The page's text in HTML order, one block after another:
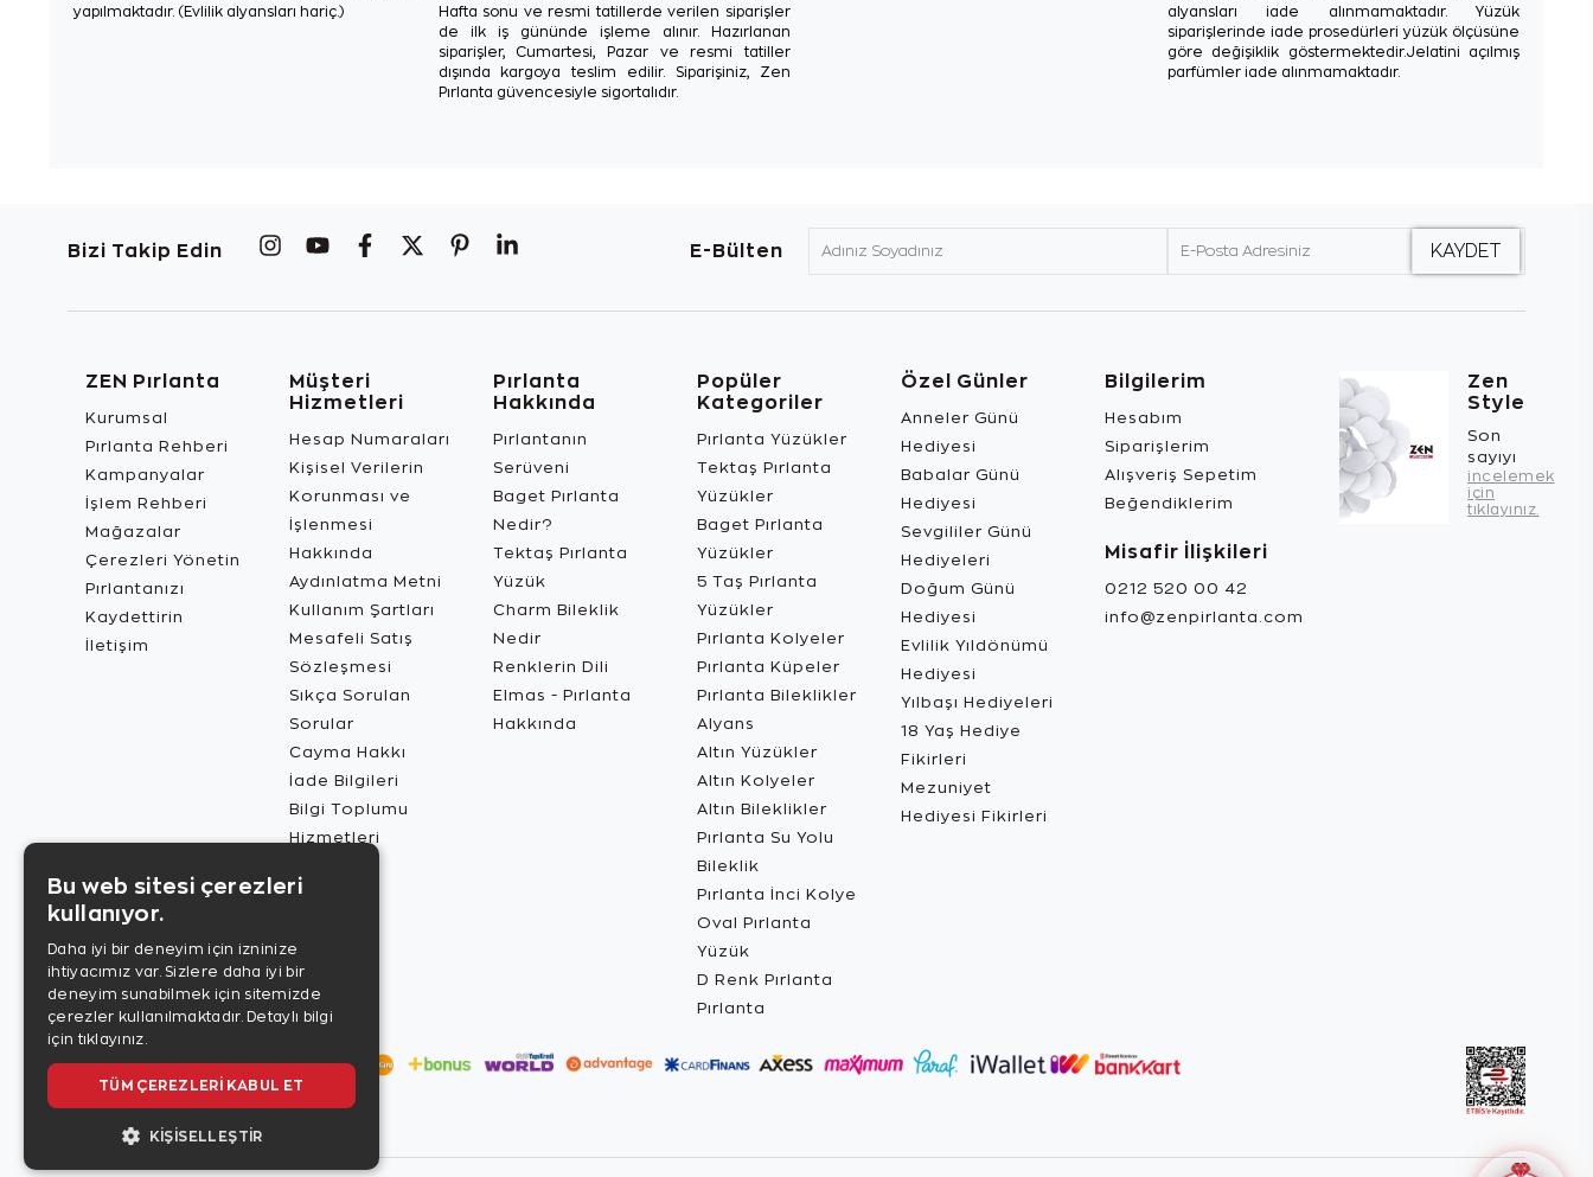
yapılmaktadır. (Evlilik alyansları hariç.)
Hafta sonu ve resmi tatillerde verilen siparişler
de ilk iş gününde işleme alınır. Hazırlanan
siparişler, Cumartesi, Pazar ve resmi tatiller
dışında kargoya teslim edilir. Siparişiniz, Zen
Pırlanta güvencesiyle sigortalıdır.
alyansları iade alınmamaktadır. Yüzük
siparişlerinde iade prosedürleri yüzük ölçüsüne
göre değişiklik göstermektedir.Jelatini açılmış
parfümler iade alınmamaktadır.
Bizi Takip Edin E-Bülten
ZEN Pırlanta
Kurumsal
Pırlanta Rehberi
Kampanyalar
İşlem Rehberi
Mağazalar
Çerezleri Yönetin
Pırlantanızı
Kaydettirin
İletişim
Müşteri
Hizmetleri
Hesap Numaraları
Kişisel Verilerin
Korunması ve
İşlenmesi
Hakkında
Aydınlatma Metni
Kullanım Şartları
Mesafeli Satış
Sözleşmesi
Sıkça Sorulan
Sorular
Cayma Hakkı
İade Bilgileri
Bilgi Toplumu
Hizmetleri
Pırlanta
Hakkında
Pırlantanın
Serüveni
Baget Pırlanta
Nedir?
Tektaş Pırlanta
Yüzük
Charm Bileklik
Nedir
Renklerin Dili
Elmas - Pırlanta
Hakkında
Popüler
Kategoriler
Pırlanta Yüzükler
Tektaş Pırlanta
Yüzükler
Baget Pırlanta
Yüzükler
5 Taş Pırlanta
Yüzükler
Pırlanta Kolyeler
Pırlanta Küpeler
Pırlanta Bileklikler
Alyans
Altın Yüzükler
Altın Kolyeler
Altın Bileklikler
Pırlanta Su Yolu
Bileklik
Pırlanta İnci Kolye
Oval Pırlanta
Yüzük
D Renk Pırlanta
Pırlanta
Özel Günler
Anneler Günü
Hediyesi
Babalar Günü
Hediyesi
Sevgililer Günü
Hediyeleri
Doğum Günü
Hediyesi
Evlilik Yıldönümü
Hediyesi
Yılbaşı Hediyeleri
18 Yaş Hediye
Fikirleri
Mezuniyet
Hediyesi Fikirleri
Bilgilerim
Hesabım
Siparişlerim
Alışveriş Sepetim
Beğendiklerim
Misafir İlişkileri
0212 520 00 42
info@zenpirlanta.com
Zen
Style
Son
sayıyı
incelemek
için
tıklayınız.
Bu web sitesi çerezleri
kullanıyor.
Daha iyi bir deneyim için izninize
ihtiyacımız var. Sizlere daha iyi bir
deneyim sunabilmek için sitemizde
çerezler kullanılmaktadır. Detaylı bilgi
için tıklayınız.
TÜM ÇEREZLERI KABUL ET
KIŞISELLEŞTIR